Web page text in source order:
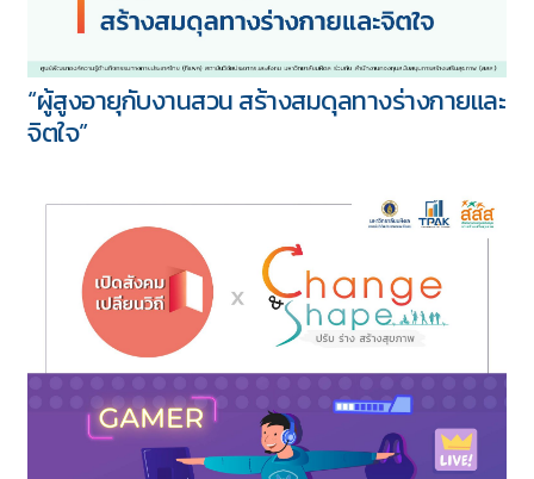
“ผู้สูงอายุกับงานสวน สร้างสมดุลทางร่างกายและ
จิตใจ”